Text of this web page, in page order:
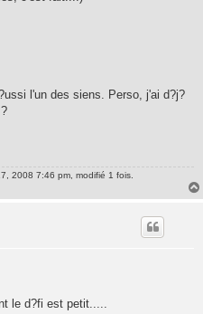
l'un des siens. Perso, j'ai d?j?
2008 7:46 pm, modifié 1 fois.
le d?fi est petit.....